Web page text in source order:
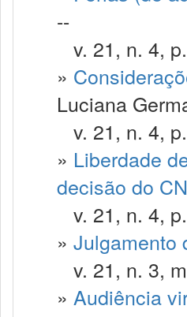
--
v. 21, n. 4,
»
Luciana
v. 21, n. 4,
» Liberdade
decisão do
v. 21, n. 4,
» Julgamento
v. 21, n. 3,
» Audiência